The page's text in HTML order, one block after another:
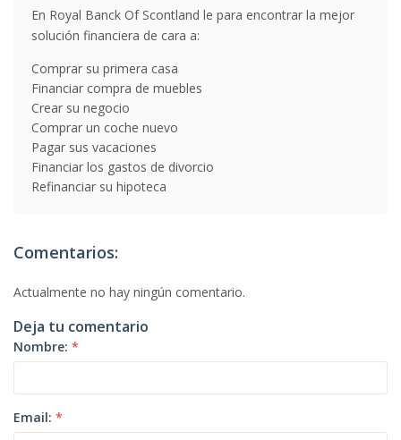
En Royal Banck Of Scontland le para encontrar la mejor
solución financiera de cara a:
Comprar su primera casa
Financiar compra de muebles
Crear su negocio
Comprar un coche nuevo
Pagar sus vacaciones
Financiar los gastos de divorcio
Refinanciar su hipoteca
Comentarios:
Actualmente no hay ningún comentario.
Deja tu comentario
Nombre: *
Email: *